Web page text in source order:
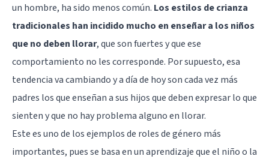
un hombre, ha sido menos común. Los estilos de crianza
tradicionales han incidido mucho en enseñar a los niños
que no deben llorar, que son fuertes y que ese
comportamiento no les corresponde. Por supuesto, esa
tendencia va cambiando y a día de hoy son cada vez más
padres los que enseñan a sus hijos que deben expresar lo que
sienten y que no hay problema alguno en llorar.
Este es uno de los ejemplos de roles de género más
importantes, pues se basa en un aprendizaje que el niño o la